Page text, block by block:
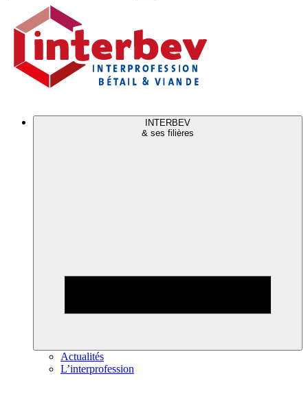
site
INTERBEV
& ses filières
Actualités
L’interprofession